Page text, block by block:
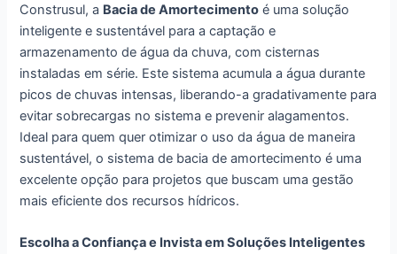
Construsul, a Bacia de Amortecimento é uma solução
inteligente e sustentável para a captação e
armazenamento de água da chuva, com cisternas
instaladas em série. Este sistema acumula a água durante
picos de chuvas intensas, liberando-a gradativamente para
evitar sobrecargas no sistema e prevenir alagamentos.
Ideal para quem quer otimizar o uso da água de maneira
sustentável, o sistema de bacia de amortecimento é uma
excelente opção para projetos que buscam uma gestão
mais eficiente dos recursos hídricos.
Escolha a Confiança e Invista em Soluções Inteligentes